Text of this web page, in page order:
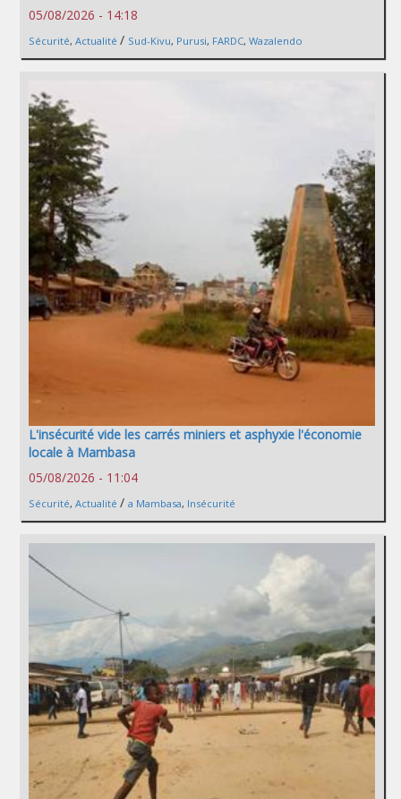
05/08/2026 - 14:18
Sécurité, Actualité / Sud-Kivu, Purusi, FARDC, Wazalendo
L'insécurité vide les carrés miniers et asphyxie l'économie
locale à Mambasa
05/08/2026 - 11:04
Sécurité, Actualité / a Mambasa, Insécurité